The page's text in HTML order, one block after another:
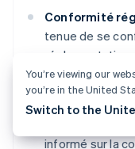
Conformité
tenue de se
à la conversion
financières.
informé sur la
You’re viewing our
you’re in the United
Switch to the